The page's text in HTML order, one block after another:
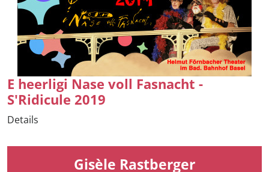
E heerligi Nase voll Fasnacht -
S'Ridicule 2019
Details
Gisèle Rastberger